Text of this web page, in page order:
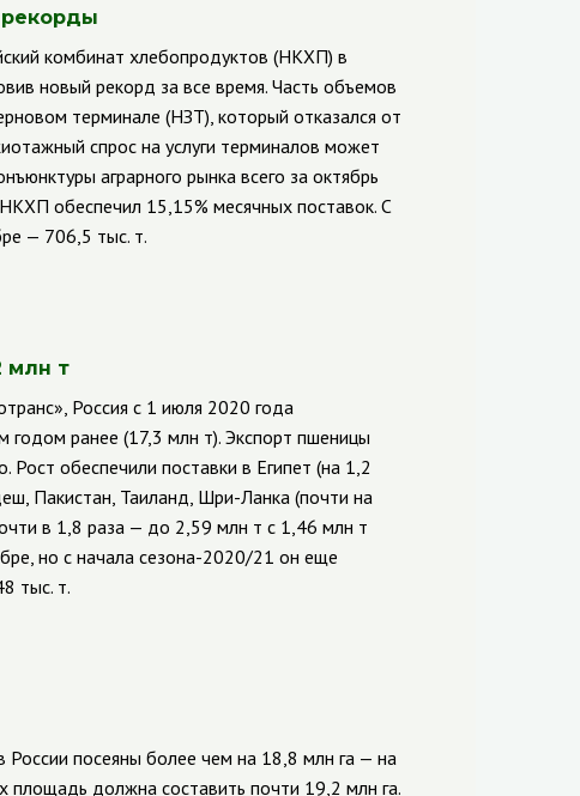
рекорды
комбинат хлебопродуктов (НКХП) в
новый рекорд за все время. Часть объемов
терминале (НЗТ), который отказался от
спрос на услуги терминалов может
аграрного рынка всего за октябрь
обеспечил 15,15% месячных поставок. С
— 706,5 тыс. т.
млн т
Россия с 1 июля 2020 года
годом ранее (17,3 млн т). Экспорт пшеницы
обеспечили поставки в Египет (на 1,2
Пакистан, Таиланд, Шри-Ланка (почти на
в 1,8 раза — до 2,59 млн т с 1,46 млн т
но с начала сезона-2020/21 он еще
тыс. т.
посеяны более чем на 18,8 млн га — на
площадь должна составить почти 19,2 млн га.